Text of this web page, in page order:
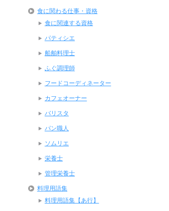
食に関わる仕事・資格
食に関連する資格
パティシエ
船舶料理士
ふぐ調理師
フードコーディネーター
カフェオーナー
バリスタ
パン職人
ソムリエ
栄養士
管理栄養士
料理用語集
料理用語集【あ行】